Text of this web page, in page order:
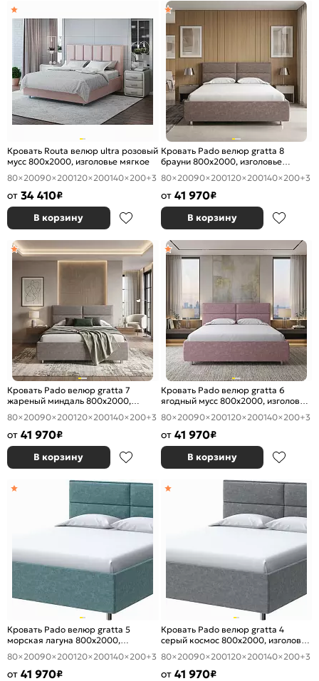
Кровать Routa велюр ultra розовый
мусс 800x2000, изголовье мягкое
80×20090×200120×200140×200+3
от 34 410₽
В корзину
Кровать Pado велюр gratta 8
брауни 800x2000, изголовье
мягкое
80×20090×200120×200140×200+3
от 41 970₽
В корзину
Кровать Pado велюр gratta 7
жареный миндаль 800x2000,
изголовье мягкое
80×20090×200120×200140×200+3
от 41 970₽
В корзину
Кровать Pado велюр gratta 6
ягодный мусс 800x2000, изголовье
мягкое
80×20090×200120×200140×200+3
от 41 970₽
В корзину
Кровать Pado велюр gratta 5
морская лагуна 800x2000,
изголовье мягкое
80×20090×200120×200140×200+3
от 41 970₽
Кровать Pado велюр gratta 4
серый космос 800x2000, изголовье
мягкое
80×20090×200120×200140×200+3
от 41 970₽